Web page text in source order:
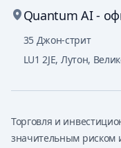
Quantum AI -
35 Джон-стрит
LU1 2JE, Лутон,
Торговля и
значительным риском